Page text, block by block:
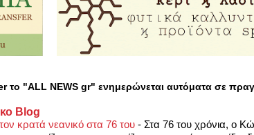
το "ALL NEWS gr" ενημερώνεται αυτόματα σε
Blog
κρατά νεανικό στα 76 του - Στα 76 του χρόνια, ο